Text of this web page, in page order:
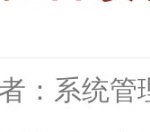
：系统管